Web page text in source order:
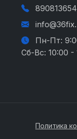
Пн-Пт:
Сб-Вс: 10:00 -
Политика